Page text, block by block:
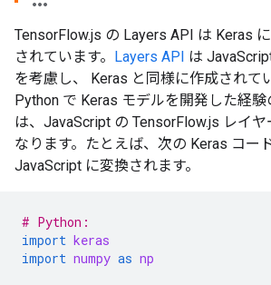
TensorFlow.js の Layers API は Keras
されています。 Layers API は
を考慮し、 Keras と同様に作成されて
Python で Keras モデルを開発した経
は、JavaScript の TensorFlow.js レイ
なります。たとえば、次の Keras コー
JavaScript に変換されます。
# Python:
import keras
import numpy as np